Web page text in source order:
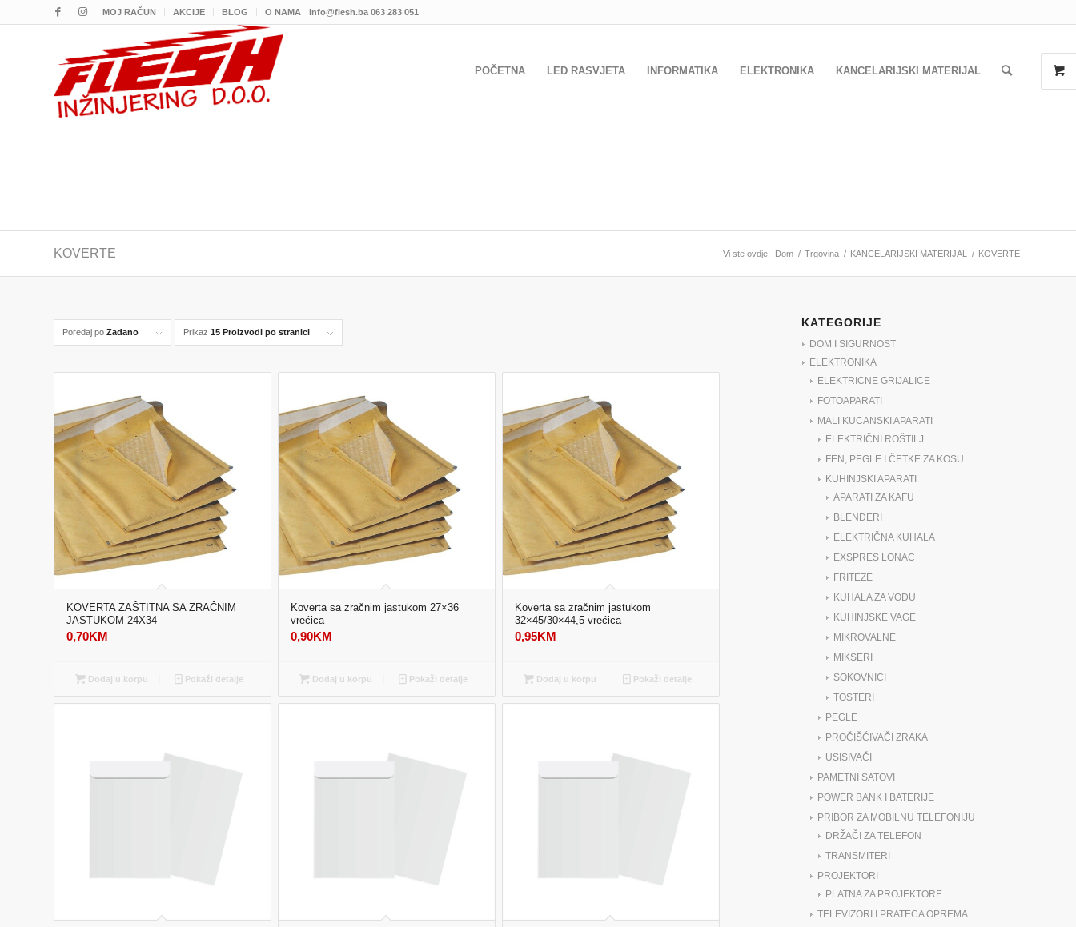
MOJ RAČUN AKCIJE BLOG O NAMA info@flesh.ba 063 283 051
POČETNA LED RASVJETA INFORMATIKA ELEKTRONIKA KANCELARIJSKI MATERIJAL
KOVERTE Vi ste ovdje: Dom / Trgovina / KANCELARIJSKI MATERIJAL / KOVERTE
Poredaj po Zadano Prikaz 15 Proizvodi po stranici
KOVERTA ZAŠTITNA SA ZRAČNIM
JASTUKOM 24X34
0,70KM
Dodaj u korpu Pokaži detalje
Koverta sa zračnim jastukom 27×36
vrećica
0,90KM
Dodaj u korpu Pokaži detalje
Koverta sa zračnim jastukom
32×45/30×44,5 vrećica
0,95KM
Dodaj u korpu Pokaži detalje
KATEGORIJE
DOM I SIGURNOST
ELEKTRONIKA
ELEKTRICNE GRIJALICE
FOTOAPARATI
MALI KUCANSKI APARATI
ELEKTRIČNI ROŠTILJ
FEN, PEGLE I ČETKE ZA KOSU
KUHINJSKI APARATI
APARATI ZA KAFU
BLENDERI
ELEKTRIČNA KUHALA
EXSPRES LONAC
FRITEZE
KUHALA ZA VODU
KUHINJSKE VAGE
MIKROVALNE
MIKSERI
SOKOVNICI
TOSTERI
PEGLE
PROČIŠĆIVAČI ZRAKA
USISIVAČI
PAMETNI SATOVI
POWER BANK I BATERIJE
PRIBOR ZA MOBILNU TELEFONIJU
DRŽAČI ZA TELEFON
TRANSMITERI
PROJEKTORI
PLATNA ZA PROJEKTORE
TELEVIZORI I PRATECA OPREMA